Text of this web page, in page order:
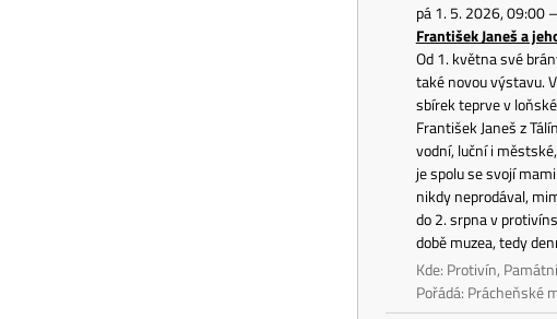
pá 1. 5. 2026, 09:00
František Janeš a
Od 1. května své
také novou výstavu.
sbírek teprve v
František Janeš z
vodní, luční i
je spolu se svojí
nikdy neprodával,
do 2. srpna v
době muzea, tedy
Kde: Protivín,
Pořádá: Prácheňské